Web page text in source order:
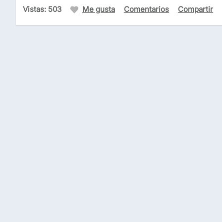
Vistas: 503 Me gusta Comentarios Compartir